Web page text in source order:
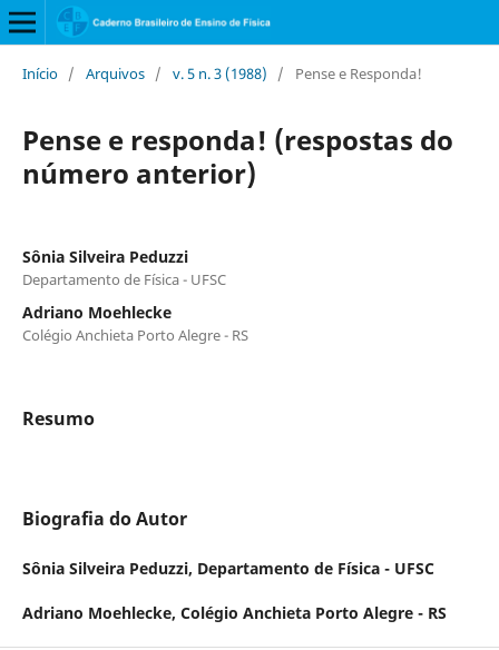
Início / Arquivos / v. 5 n. 3 (1988) / Pense e Responda!
Pense e responda! (respostas do
número anterior)
Sônia Silveira Peduzzi
Departamento de Física - UFSC
Adriano Moehlecke
Colégio Anchieta Porto Alegre - RS
Resumo
Biografia do Autor
Sônia Silveira Peduzzi, Departamento de Física - UFSC
Adriano Moehlecke, Colégio Anchieta Porto Alegre - RS